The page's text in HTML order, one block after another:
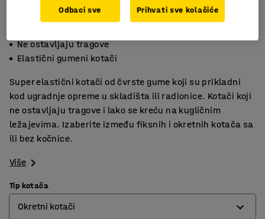
Ne ostavljaju tragove
Elastični gumeni kotači
Super elastični kotači od čvrste gume koji su prikladni
kod ugradnje opreme u skladišta ili radionice. Kotači koji
ne ostavljaju tragove i lako se kreću na kugličnim
ležajevima. Izaberite između fiksnih i okretnih kotača sa
ili bez kočnice.
Više
Tip kotača
Okretni kotači
Odbaci sve Prihvati sve kolačiće